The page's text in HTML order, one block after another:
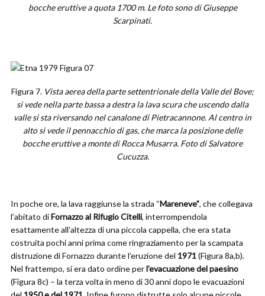
bocche eruttive a quota 1700 m. Le foto sono di Giuseppe
Scarpinati.
Figura 7. Vista aerea della parte settentrionale della Valle del Bove;
si vede nella parte bassa a destra la lava scura che uscendo dalla
valle si sta riversando nel canalone di Pietracannone. Al centro in
alto si vede il pennacchio di gas, che marca la posizione delle
bocche eruttive a monte di Rocca Musarra. Foto di Salvatore
Cucuzza.
In poche ore, la lava raggiunse la strada “Mareneve”, che collegava
l’abitato diFornazzo al Rifugio Citelli, interrompendola
esattamente all’altezza di una piccola cappella, che era stata
costruita pochi anni prima come ringraziamento per la scampata
distruzione di Fornazzo durante l’eruzione del 1971(Figura 8a,b).
Nel frattempo, si era dato ordine perl’evacuazione del paesino
(Figura 8c) – la terza volta in meno di 30 anni dopo le evacuazioni